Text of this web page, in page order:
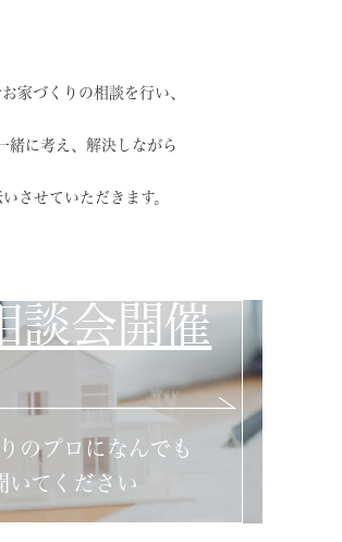
家づくりの相談を行い、
緒に考え、解決しながら
させていただきます。
談会開催
のプロになんでも
いてください